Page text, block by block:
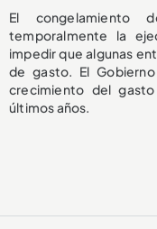
El congelamiento
temporalmente la
impedir que algunas
de gasto. El
crecimiento del
últimos años.